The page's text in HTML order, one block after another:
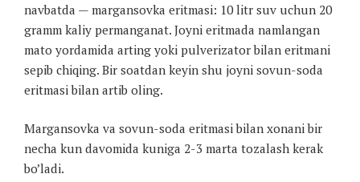
navbatda — margansovka eritmasi: 10 litr suv uchun 20
gramm kaliy permanganat. Joyni eritmada namlangan
mato yordamida arting yoki pulverizator bilan eritmani
sepib chiqing. Bir soatdan keyin shu joyni sovun-soda
eritmasi bilan artib oling.
Margansovka va sovun-soda eritmasi bilan xonani bir
necha kun davomida kuniga 2-3 marta tozalash kerak
bo’ladi.